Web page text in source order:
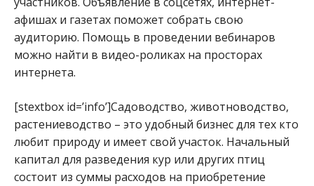
афишах и газетах поможет собрать свою
аудиторию. Помощь в проведении вебинаров
можно найти в видео-роликах на просторах
интернета.
[stextbox id=’info’]Садоводство, животноводство,
растениеводство – это удобный бизнес для тех кто
любит природу и имеет свой участок. Начальный
капитал для разведения кур или других птиц
состоит из суммы расходов на приобретение